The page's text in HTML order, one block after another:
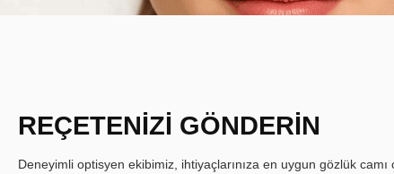
REÇETENİZİ GÖNDERİN
Deneyimli optisyen ekibimiz, ihtiyaçlarınıza en uygun gözlük